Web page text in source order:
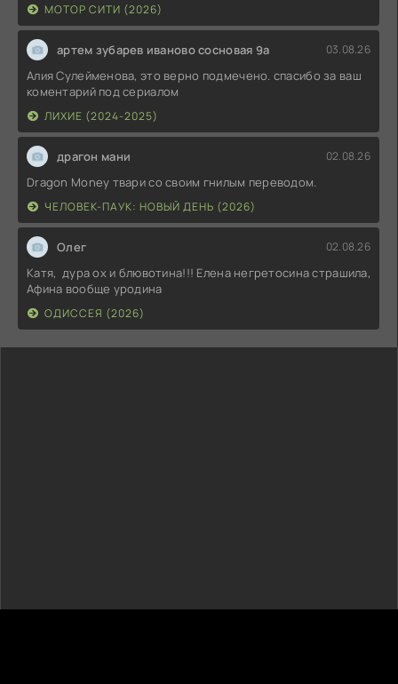
МОТОР СИТИ (2026)
артем зубарев иваново сосновая 9а 03.08.26
Алия Сулейменова, это верно подмечено. спасибо за ваш
коментарий под сериалом
ЛИХИЕ (2024-2025)
драгон мани 02.08.26
Dragon Money твари со своим гнилым переводом.
ЧЕЛОВЕК-ПАУК: НОВЫЙ ДЕНЬ (2026)
Олег 02.08.26
Катя, дура ох и блювотина!!! Елена негретосина страшила,
Афина вообще уродина
ОДИССЕЯ (2026)